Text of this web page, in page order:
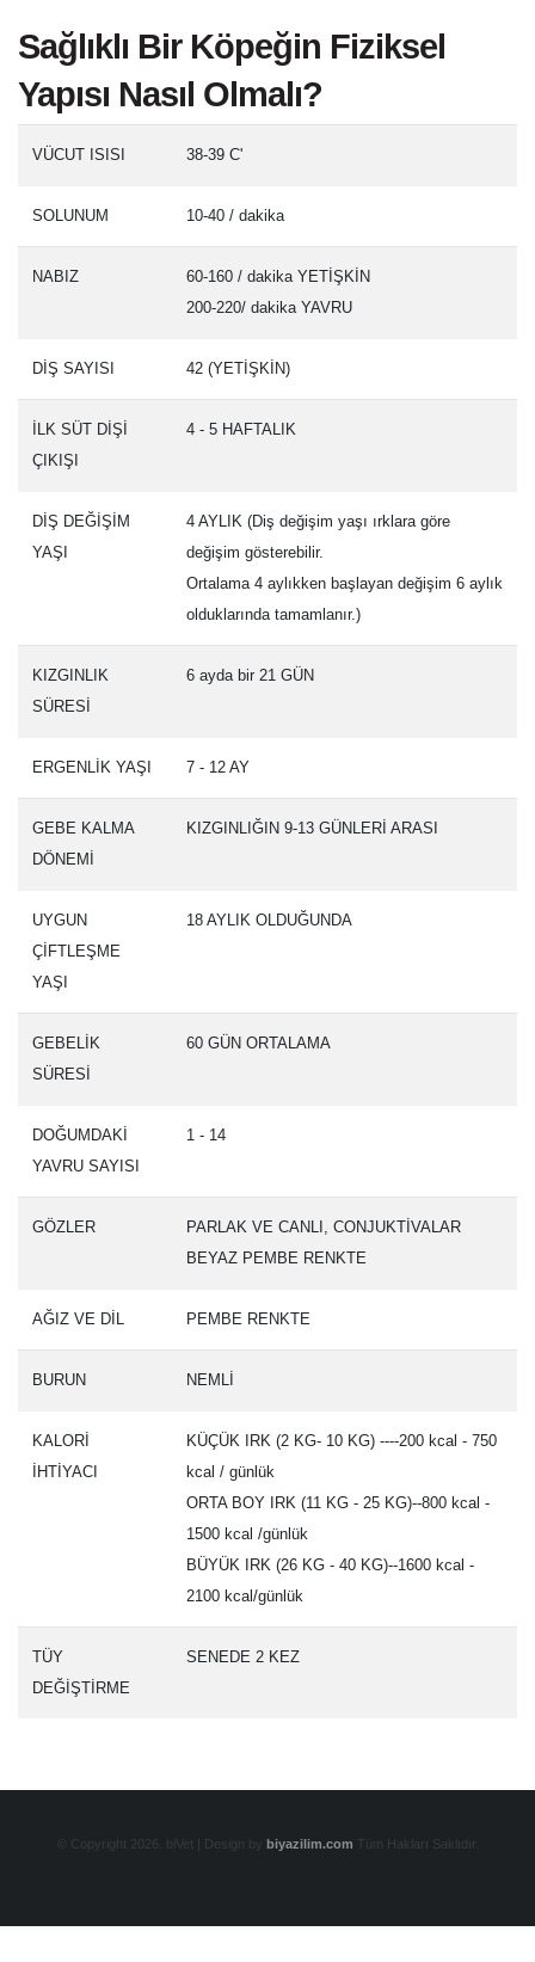
Sağlıklı Bir Köpeğin Fiziksel
Yapısı Nasıl Olmalı?
VÜCUT ISISI 38-39 C'
SOLUNUM 10-40 / dakika
NABIZ
60-160 / dakika YETİŞKİN
200-220/ dakika YAVRU
DİŞ SAYISI 42 (YETİŞKİN)
İLK SÜT DİŞİ
ÇIKIŞI
4 - 5 HAFTALIK
DİŞ DEĞİŞİM
YAŞI
4 AYLIK (Diş değişim yaşı ırklara göre
değişim gösterebilir.
Ortalama 4 aylıkken başlayan değişim 6 aylık
olduklarında tamamlanır.)
KIZGINLIK
SÜRESİ
6 ayda bir 21 GÜN
ERGENLİK YAŞI 7 - 12 AY
GEBE KALMA
DÖNEMİ
KIZGINLIĞIN 9-13 GÜNLERİ ARASI
UYGUN
ÇİFTLEŞME
YAŞI
18 AYLIK OLDUĞUNDA
GEBELİK
SÜRESİ
60 GÜN ORTALAMA
DOĞUMDAKİ
YAVRU SAYISI
1 - 14
GÖZLER
PARLAK VE CANLI, CONJUKTİVALAR
BEYAZ PEMBE RENKTE
AĞIZ VE DİL PEMBE RENKTE
BURUN NEMLİ
KALORİ
İHTİYACI
KÜÇÜK IRK (2 KG- 10 KG) ----200 kcal - 750
kcal / günlük
ORTA BOY IRK (11 KG - 25 KG)--800 kcal -
1500 kcal /günlük
BÜYÜK IRK (26 KG - 40 KG)--1600 kcal -
2100 kcal/günlük
TÜY
DEĞİŞTİRME
SENEDE 2 KEZ
© Copyright 2026. biVet | Design by biyazilim.com Tüm Hakları Saklıdır.